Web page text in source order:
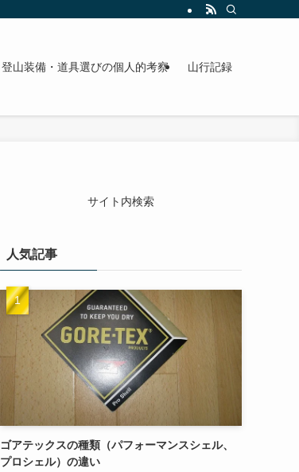
登山装備・道具選びの個人的考察 山行記録
サイト内検索
人気記事
ゴアテックスの種類（パフォーマンスシェル、
プロシェル）の違い